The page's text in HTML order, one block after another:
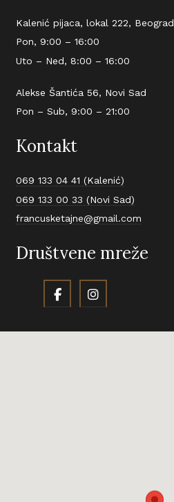
Kalenić pijaca, lokal 222, Beograd
Pon, 9:00 – 16:00
Uto – Ned, 8:00 – 16:00
Alekse Šantića 56, Novi Sad
Pon – Sub, 9:00 – 21:00
Kontakt
069 133 04 41 (Kalenić)
069 133 00 33 (Novi Sad)
francusketajne@gmail.com
Društvene mreže